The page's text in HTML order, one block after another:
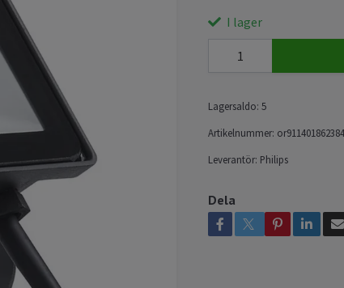
I lager
Lagersaldo: 5
Artikelnummer: or911401862384
Leverantör: Philips
Dela